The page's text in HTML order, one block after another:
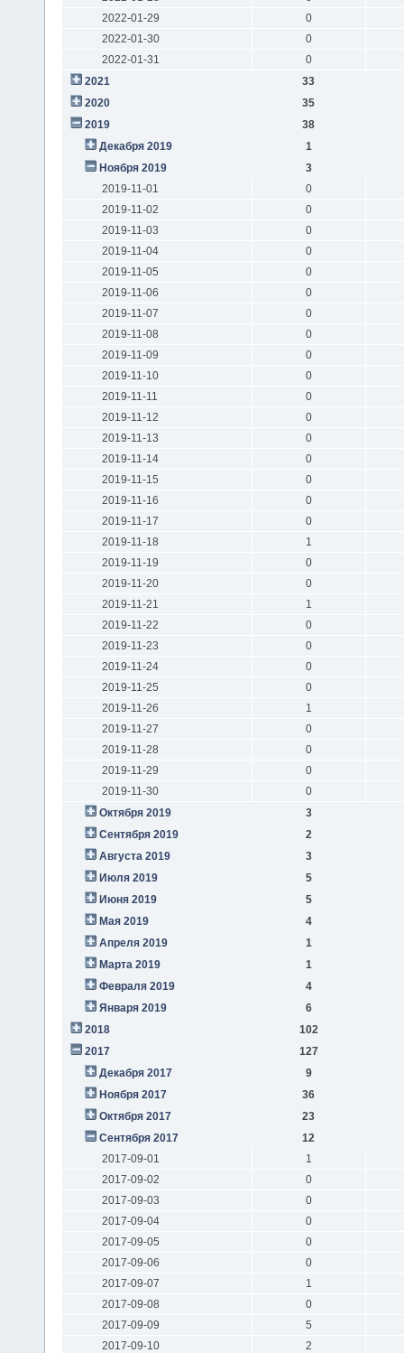
2022-01-29
0
2022-01-30
0
2022-01-31
0
2021
33
2020
35
2019
38
Декабря 2019
1
Ноября 2019
3
2019-11-01
0
2019-11-02
0
2019-11-03
0
2019-11-04
0
2019-11-05
0
2019-11-06
0
2019-11-07
0
2019-11-08
0
2019-11-09
0
2019-11-10
0
2019-11-11
0
2019-11-12
0
2019-11-13
0
2019-11-14
0
2019-11-15
0
2019-11-16
0
2019-11-17
0
2019-11-18
1
2019-11-19
0
2019-11-20
0
2019-11-21
1
2019-11-22
0
2019-11-23
0
2019-11-24
0
2019-11-25
0
2019-11-26
1
2019-11-27
0
2019-11-28
0
2019-11-29
0
2019-11-30
0
Октября 2019
3
Сентября 2019
2
Августа 2019
3
Июля 2019
5
Июня 2019
5
Мая 2019
4
Апреля 2019
1
Марта 2019
1
Февраля 2019
4
Января 2019
6
2018
102
2017
127
Декабря 2017
9
Ноября 2017
36
Октября 2017
23
Сентября 2017
12
2017-09-01
1
2017-09-02
0
2017-09-03
0
2017-09-04
0
2017-09-05
0
2017-09-06
0
2017-09-07
1
2017-09-08
0
2017-09-09
5
2017-09-10
2